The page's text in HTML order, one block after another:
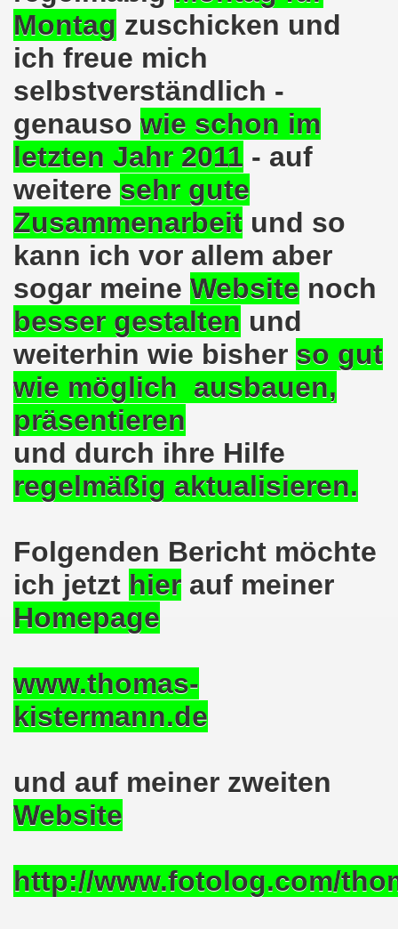
Montag zuschicken und
ich freue mich
selbstverständlich -
genauso wie schon im
letzten Jahr 2011 - auf
weitere sehr gute
Zusammenarbeit und so
kann ich vor allem aber
sogar meine Website noch
besser gestalten und
weiterhin wie bisher so gut
wie möglich ausbauen,
präsentieren
und durch ihre Hilfe
regelmäßig aktualisieren.
Folgenden Bericht möchte
ich jetzt hier auf meiner
Homepage
www.thomas-
kistermann.de
und auf meiner zweiten
Website
http://www.fotolog.com/
im neuen Jahr 2023 am 23.01.2023 mit
Bewegung am 21.11.2022: Sofortiger Stopp des
Montagsdemo-Bewegung am 14.11.2022 auf dem
Protest gegen die Preissteigerungen und für
am 10.10.2022: "Jin - Jiyan - Azadi -
Herbstdemonstration gegen die Politik der
ruft auf am 10.10.2022 zur Solidarität mit den
erst recht am 01.10.2022 nach Berlin zur
lädt am 12.09.2022 ein: Entlastungs-Paket
wir den III. Weltkrieg! Kommt zum Antikriegstag
ist bereit seit dem 22.08.2022 zu kämpfen
ruft auf am 22.08.2022 zum Protest und
Montagsdemo-Bewegung: Stärken wir
751. Gelsenkirchener Montagsdemo-Bewegung auf
gegen Inflation, gegen Armut und gegen die
Montagsdemo-Bewegung am 23.05.2022 - stärken wir
mich aktiv am 01.05.2022 im Zeichen des Kampfes
Montagsdemo-Bewegung - stärken wir
am 14.03.2022: Wir müssen alles tun, um
Montagsdemo-Bewegung am 14.03.2022 - stärken wir